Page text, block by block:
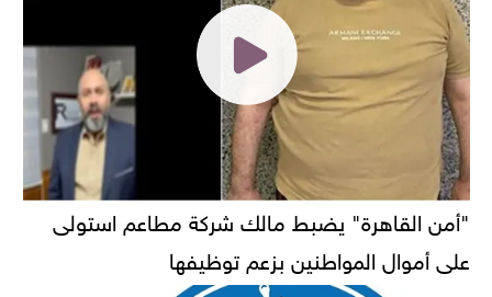
"أمن القاهرة" يضبط مالك شركة مطاعم استولى
على أموال المواطنين بزعم توظيفها